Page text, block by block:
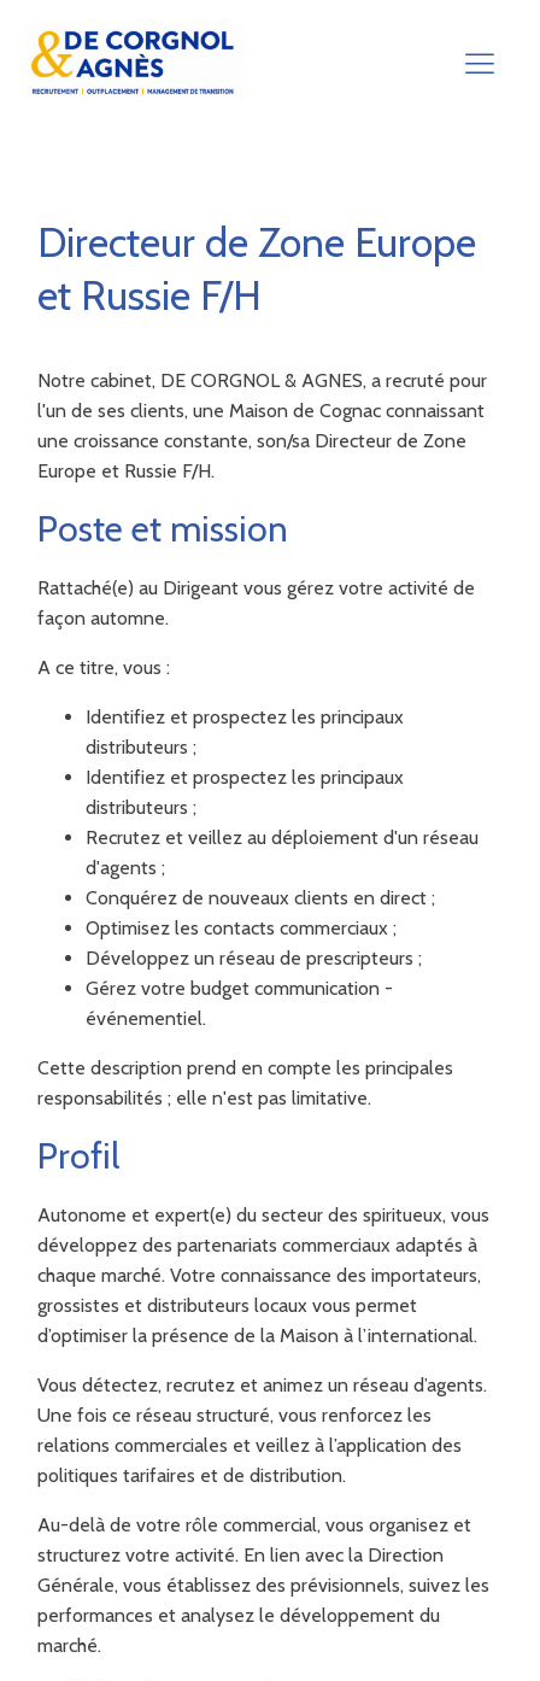
Directeur de Zone Europe
et Russie F/H
Notre cabinet, DE CORGNOL & AGNES, a recruté pour
l'un de ses clients, une Maison de Cognac connaissant
une croissance constante, son/sa Directeur de Zone
Europe et Russie F/H.
Poste et mission
Rattaché(e) au Dirigeant vous gérez votre activité de
façon automne.
A ce titre, vous :
Identifiez et prospectez les principaux
distributeurs ;
Identifiez et prospectez les principaux
distributeurs ;
Recrutez et veillez au déploiement d'un réseau
d'agents ;
Conquérez de nouveaux clients en direct ;
Optimisez les contacts commerciaux ;
Développez un réseau de prescripteurs ;
Gérez votre budget communication -
événementiel.
Cette description prend en compte les principales
responsabilités ; elle n'est pas limitative.
Profil
Autonome et expert(e) du secteur des spiritueux, vous
développez des partenariats commerciaux adaptés à
chaque marché. Votre connaissance des importateurs,
grossistes et distributeurs locaux vous permet
d’optimiser la présence de la Maison à l’international.
Vous détectez, recrutez et animez un réseau d’agents.
Une fois ce réseau structuré, vous renforcez les
relations commerciales et veillez à l’application des
politiques tarifaires et de distribution.
Au-delà de votre rôle commercial, vous organisez et
structurez votre activité. En lien avec la Direction
Générale, vous établissez des prévisionnels, suivez les
performances et analysez le développement du
marché.